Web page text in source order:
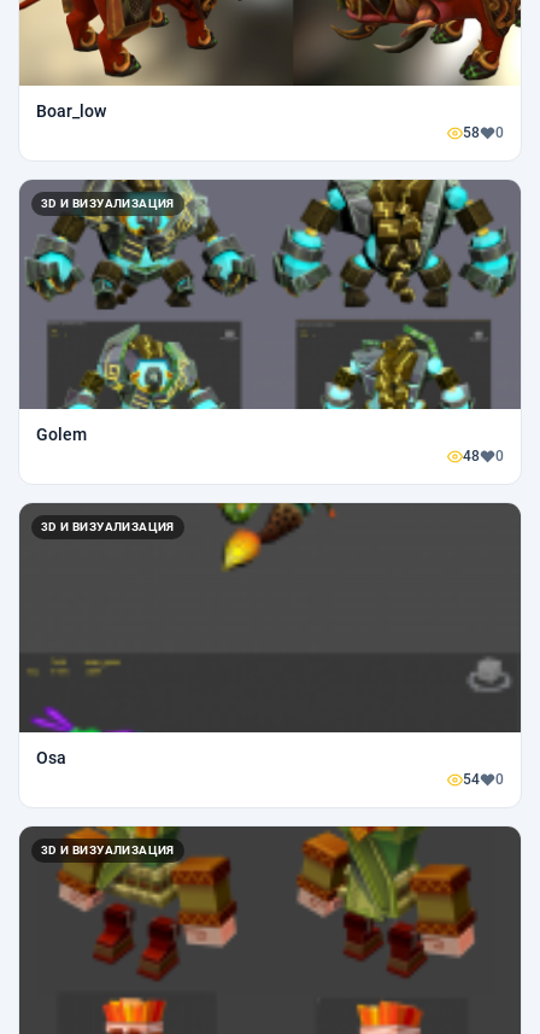
Boar_low
58 0
3D И ВИЗУАЛИЗАЦИЯ
Golem
48 0
3D И ВИЗУАЛИЗАЦИЯ
Osa
54 0
3D И ВИЗУАЛИЗАЦИЯ